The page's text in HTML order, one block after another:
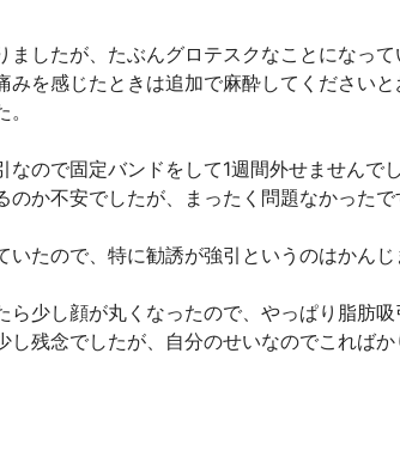
ましたが、たぶんグロテスクなことになっ
みを感じたときは追加で麻酔してください
なので固定バンドをして1週間外せませんでし
のか不安でしたが、まったく問題なかったで
たので、特に勧誘が強引というのはかんじ
ら少し顔が丸くなったので、やっぱり脂肪
し残念でしたが、自分のせいなのでこれば